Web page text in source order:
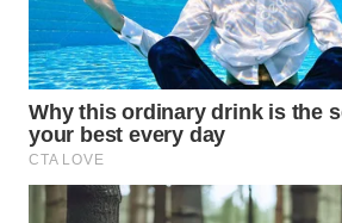
WAHANA
TRAVEL
WAHANA
TV
WAHANANEWS